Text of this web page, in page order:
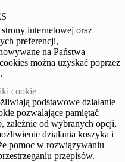
internetowej oraz
preferencji,
na Państwa
można uzyskać poprzez
cookie
podstawowe działanie
pozwalające pamiętać
zależnie od wybranych opcji,
działania koszyka i
pomoc w rozwiązywaniu
przepisów.